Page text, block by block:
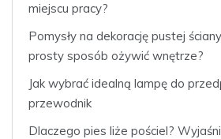
miejscu pracy?
Pomysły na dekorację pustej
prosty sposób ożywić wnętrze?
Jak wybrać idealną lampę do
przewodnik
Dlaczego pies liże pościel?